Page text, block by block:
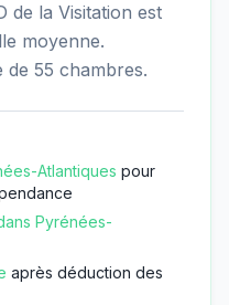
de la Visitation est
moyenne.
de 55 chambres.
Atlantiques pour
Pyrénées-
après déduction des